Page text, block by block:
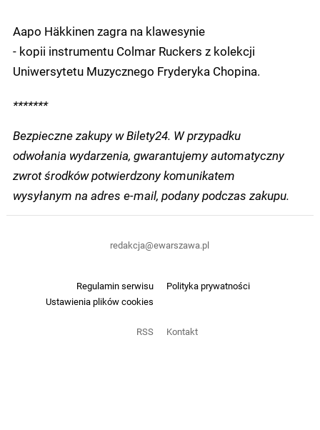
Aapo Häkkinen zagra na klawesynie
- kopii instrumentu Colmar Ruckers z kolekcji
Uniwersytetu Muzycznego Fryderyka Chopina.
*******
Bezpieczne zakupy w Bilety24. W przypadku
odwołania wydarzenia, gwarantujemy automatyczny
zwrot środków potwierdzony komunikatem
wysyłanym na adres e-mail, podany podczas zakupu.
Regulamin serwisu
Polityka prywatności
Ustawienia plików cookies
RSS Kontakt
redakcja@ewarszawa.pl